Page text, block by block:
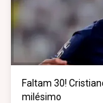
Faltam 30!
milésimo